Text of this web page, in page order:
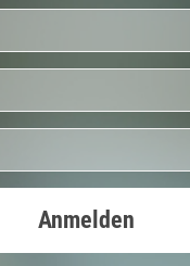
Anmelden